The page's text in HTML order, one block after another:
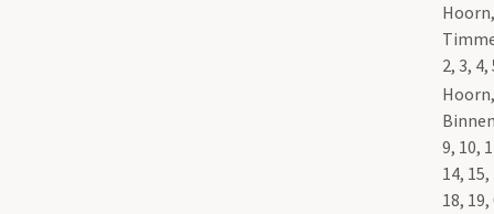
Hoorn,
2, 3, 4,
Hoorn,
9, 10,
14,
18, 19,